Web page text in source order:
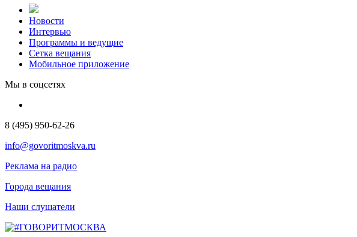
Новости
Интервью
Программы и ведущие
Сетка вещания
Мобильное приложение
Мы в соцсетях
8 (495) 950-62-26
info@govoritmoskva.ru
Реклама на радио
Города вещания
Наши слушатели